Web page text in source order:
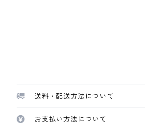
送料・配送方法について
お支払い方法について